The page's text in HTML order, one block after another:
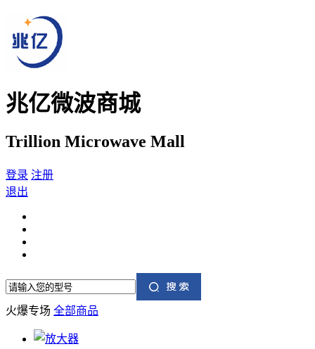
兆亿微波商城
Trillion Microwave Mall
登录 注册
退出
火爆专场 全部商品